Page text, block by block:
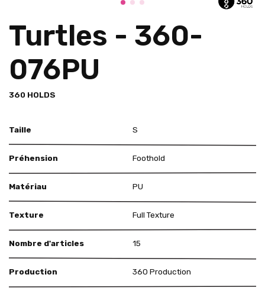
Turtles - 360-
076PU
360 HOLDS
Taille S
Préhension Foothold
Matériau PU
Texture Full Texture
Nombre d'articles 15
Production 360 Production